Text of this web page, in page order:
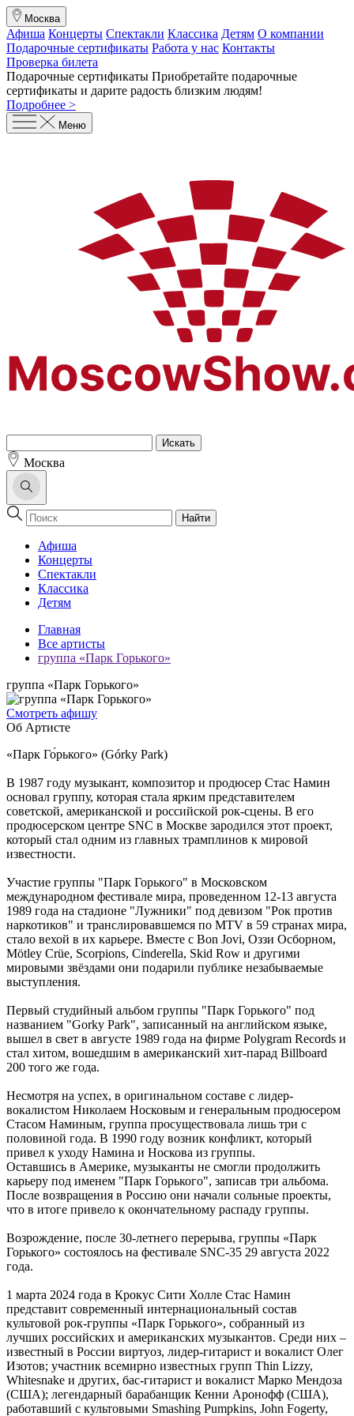
Москва
Афиша Концерты Спектакли Классика Детям О компании
Подарочные сертификаты Работа у нас Контакты
Проверка билета
Подарочные сертификаты Приобретайте подарочные
сертификаты и дарите радость близким людям!
Подробнее >
Меню
Москва
Найти
Афиша
Концерты
Спектакли
Классика
Детям
Главная
Все артисты
группа «Парк Горького»
группа «Парк Горького»
Cмотреть афишу
Об Артисте
«Парк Го́рького» (Górky Park)
В 1987 году музыкант, композитор и продюсер Стас Намин
основал группу, которая стала ярким представителем
советской, американской и российской рок-сцены. В его
продюсерском центре SNC в Москве зародился этот проект,
который стал одним из главных трамплинов к мировой
известности.
Участие группы "Парк Горького" в Московском
международном фестивале мира, проведенном 12-13 августа
1989 года на стадионе "Лужники" под девизом "Рок против
наркотиков" и транслировавшемся по MTV в 59 странах мира,
стало вехой в их карьере. Вместе с Bon Jovi, Оззи Осборном,
Mötley Crüe, Scorpions, Cinderella, Skid Row и другими
мировыми звёздами они подарили публике незабываемые
выступления.
Первый студийный альбом группы "Парк Горького" под
названием "Gorky Park", записанный на английском языке,
вышел в свет в августе 1989 года на фирме Polygram Records и
стал хитом, вошедшим в американский хит-парад Billboard
200 того же года.
Несмотря на успех, в оригинальном составе с лидер-
вокалистом Николаем Носковым и генеральным продюсером
Стасом Наминым, группа просуществовала лишь три с
половиной года. В 1990 году возник конфликт, который
привел к уходу Намина и Носкова из группы.
Оставшись в Америке, музыканты не смогли продолжить
карьеру под именем "Парк Горького", записав три альбома.
После возвращения в Россию они начали сольные проекты,
что в итоге привело к окончательному распаду группы.
Возрождение, после 30-летнего перерыва, группы «Парк
Горького» состоялось на фестивале SNC-35 29 августа 2022
года.
1 марта 2024 года в Крокус Сити Холле Стас Намин
представит современный интернациональный состав
культовой рок-группы «Парк Горького», собранный из
лучших российских и американских музыкантов. Среди них –
известный в России виртуоз, лидер-гитарист и вокалист Олег
Изотов; участник всемирно известных групп Thin Lizzy,
Whitesnake и других, бас-гитарист и вокалист Марко Мендоза
(США); легендарный барабанщик Кенни Аронофф (США),
работавший с культовыми Smashing Pumpkins, John Fogerty,